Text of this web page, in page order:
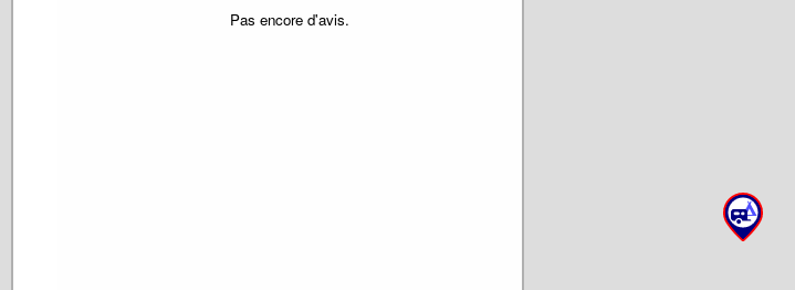
Pas encore d'avis.